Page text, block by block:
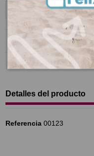
Detalles del producto
Referencia 00123